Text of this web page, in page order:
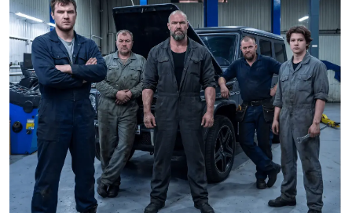
склад на 40 000+
деталей
Подберём каждую деталь
за 15 минут и по выгодной
цене
Наш стандарт качества строится
на абсолютной прозрачности:мы не навязываем
услуги, чтобы
вы могли со спокойной душой рекомендовать